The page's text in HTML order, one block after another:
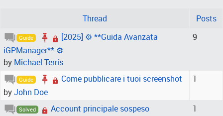
Thread Posts
Guide
[2025] ⚙️ **Guida Avanzata
iGPManager** ⚙️
by Michael Terris
9
Guide
Come pubblicare i tuoi screenshot
byJohn Doe
1
Solved
Account principale sospeso
1